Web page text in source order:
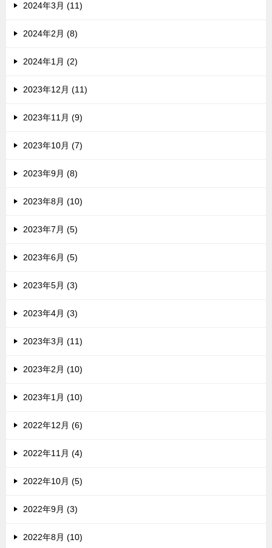
2024年3月 (11)
2024年2月 (8)
2024年1月 (2)
2023年12月 (11)
2023年11月 (9)
2023年10月 (7)
2023年9月 (8)
2023年8月 (10)
2023年7月 (5)
2023年6月 (5)
2023年5月 (3)
2023年4月 (3)
2023年3月 (11)
2023年2月 (10)
2023年1月 (10)
2022年12月 (6)
2022年11月 (4)
2022年10月 (5)
2022年9月 (3)
2022年8月 (10)